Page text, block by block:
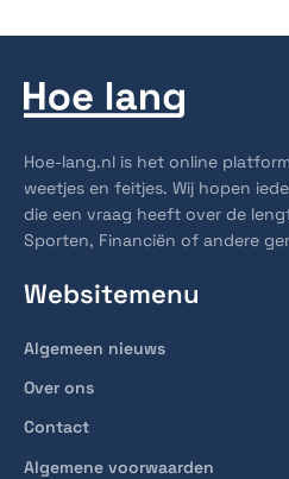
Hoe-lang.nl is het online
weetjes en feitjes. Wij hopen
die een vraag heeft over de
Sporten, Financiën of andere
Websitemenu
Algemeen nieuws
Over ons
Contact
Algemene voorwaarden